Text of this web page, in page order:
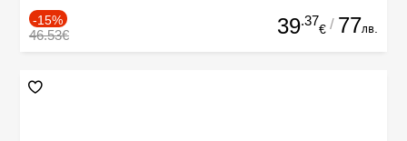
-15%
46.53€ 39.37
€ / 77лв.